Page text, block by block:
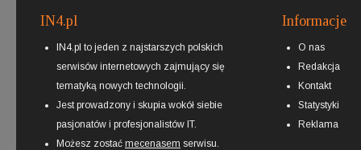
IN4.pl
IN4.pl to jeden z najstarszych polskich
serwisów internetowych zajmujący się
tematyką nowych technologii.
Jest prowadzony i skupia wokół siebie
pasjonatów i profesjonalistów IT.
Możesz zostać mecenasem serwisu.
Informacje
O nas
Redakcja
Kontakt
Statystyki
Reklama